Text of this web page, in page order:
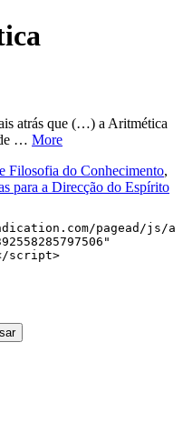
atrás que (…) a Aritmética
… More
Filosofia do Conhecimento,
para a Direcção do Espírito
pagead/js/a
script>